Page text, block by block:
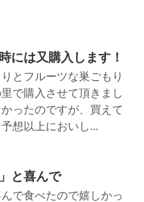
には又購入します！
とフルーツな巣ごもり
で購入させて頂きまし
ったのですが、買えて
想以上においし...
と喜んで
で食べたので嬉しかっ